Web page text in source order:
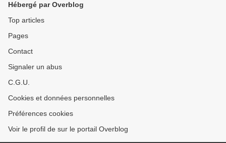
Hébergé par Overblog
Top articles
Pages
Contact
Signaler un abus
C.G.U.
Cookies et données personnelles
Préférences cookies
Voir le profil de sur le portail Overblog